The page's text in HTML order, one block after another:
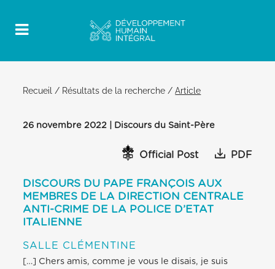
Recueil / Résultats de la recherche /Article
26 novembre 2022 | Discours du Saint-Père
Official Post PDF
DISCOURS DU PAPE FRANÇOIS AUX
MEMBRES DE LA DIRECTION CENTRALE
ANTI-CRIME DE LA POLICE D’ETAT
ITALIENNE
SALLE CLÉMENTINE
[…] Chers amis, comme je vous le disais, je suis